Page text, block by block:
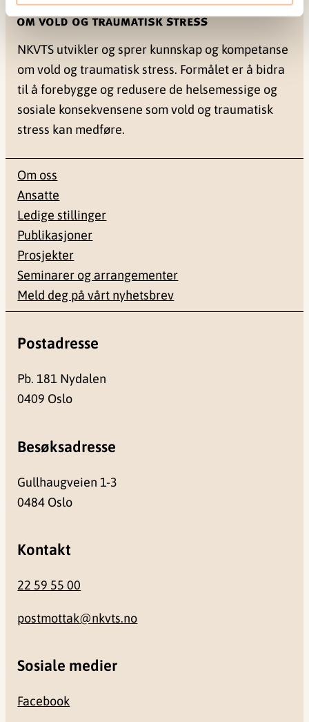
NKVTS utvikler og sprer kunnskap og kompetanse
om vold og traumatisk stress. Formålet er å bidra
til å forebygge og redusere de helsemessige og
sosiale konsekvensene som vold og traumatisk
stress kan medføre.
Om oss
Ansatte
Ledige stillinger
Publikasjoner
Prosjekter
Seminarer og arrangementer
Meld deg på vårt nyhetsbrev
Postadresse
Pb. 181 Nydalen
0409 Oslo
Besøksadresse
Gullhaugveien 1-3
0484 Oslo
Kontakt
22 59 55 00
postmottak@nkvts.no
Sosiale medier
Facebook